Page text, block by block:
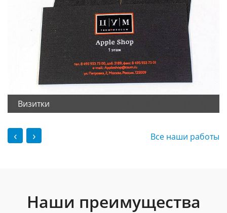
Визитки
‹ › Все наши работы
Наши преимущества